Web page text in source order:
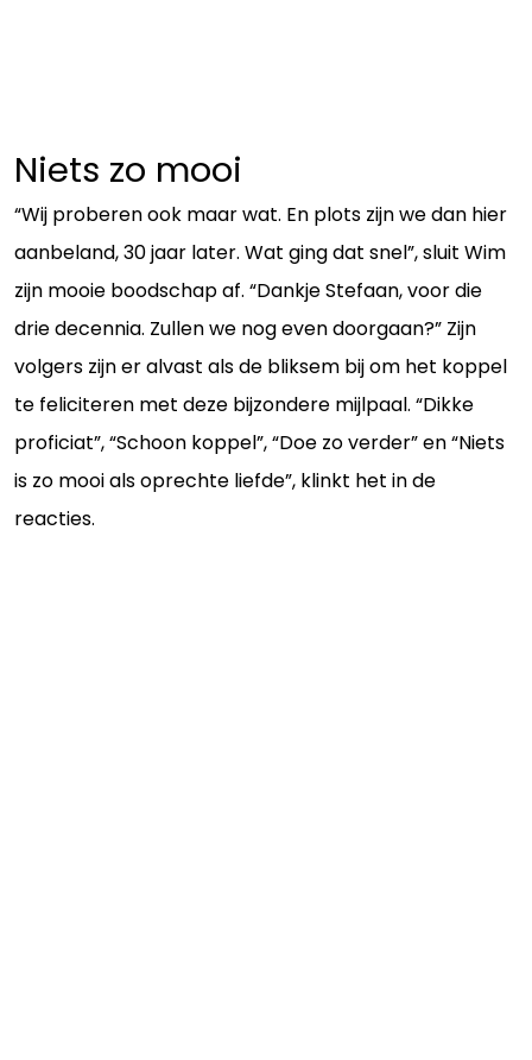
Niets zo mooi
“Wij proberen ook maar wat. En plots zijn we dan hier
aanbeland, 30 jaar later. Wat ging dat snel”, sluit Wim
zijn mooie boodschap af. “Dankje Stefaan, voor die
drie decennia. Zullen we nog even doorgaan?” Zijn
volgers zijn er alvast als de bliksem bij om het koppel
te feliciteren met deze bijzondere mijlpaal. “Dikke
proficiat”, “Schoon koppel”, “Doe zo verder” en “Niets
is zo mooi als oprechte liefde”, klinkt het in de
reacties.